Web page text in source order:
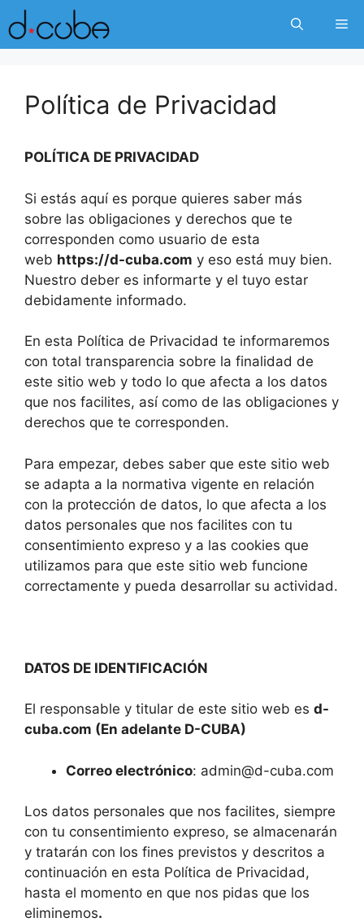
Skip
to
content
Política de Privacidad
POLÍTICA DE PRIVACIDAD
Si estás aquí es porque quieres saber más
sobre las obligaciones y derechos que te
corresponden como usuario de esta
web https://d-cuba.com y eso está muy bien.
Nuestro deber es informarte y el tuyo estar
debidamente informado.
En esta Política de Privacidad te informaremos
con total transparencia sobre la finalidad de
este sitio web y todo lo que afecta a los datos
que nos facilites, así como de las obligaciones y
derechos que te corresponden.
Para empezar, debes saber que este sitio web
se adapta a la normativa vigente en relación
con la protección de datos, lo que afecta a los
datos personales que nos facilites con tu
consentimiento expreso y a las cookies que
utilizamos para que este sitio web funcione
correctamente y pueda desarrollar su actividad.
DATOS DE IDENTIFICACIÓN
El responsable y titular de este sitio web es d-
cuba.com (En adelante D-CUBA)
Correo electrónico: admin@d-cuba.com
Los datos personales que nos facilites, siempre
con tu consentimiento expreso, se almacenarán
y tratarán con los fines previstos y descritos a
continuación en esta Política de Privacidad,
hasta el momento en que nos pidas que los
eliminemos.